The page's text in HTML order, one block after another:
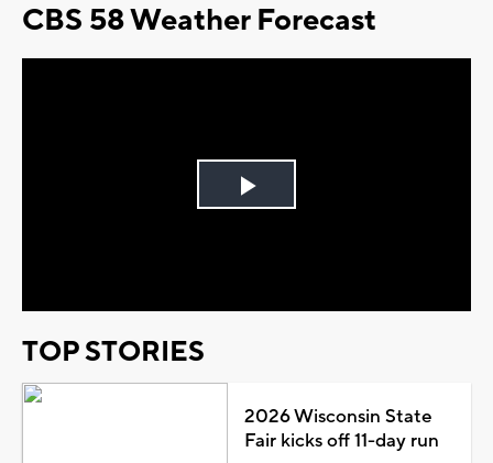
CBS 58 Weather Forecast
Play
TOP STORIES
2026 Wisconsin State
Fair kicks off 11-day run